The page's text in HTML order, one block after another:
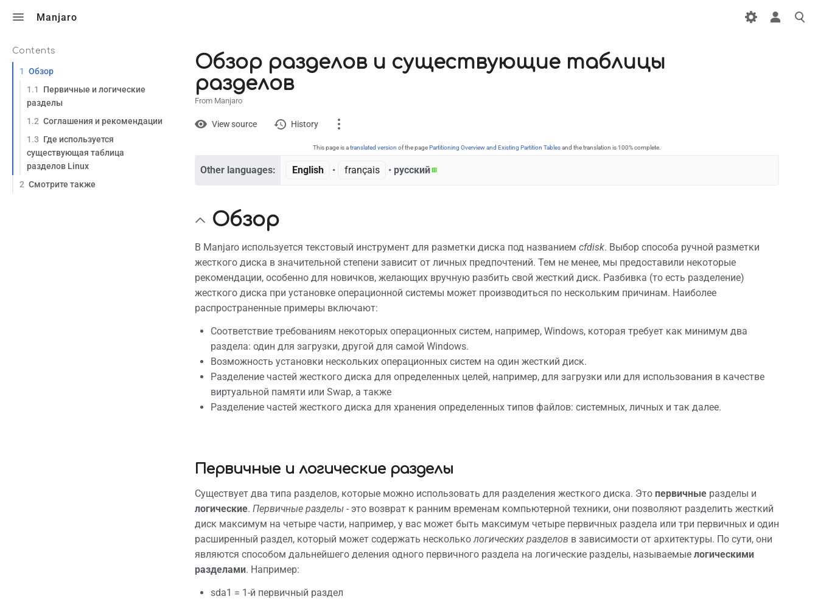
Manjaro
Обзор разделов и существующие таблицы
разделов
From Manjaro
ViewView source History
Page
Discussion
What links here
Printable version
Permanent link
Page information
This page is atranslated version of the pagePartitioning Overview and Existing Partition Tablesand the translation is 100% complete.
Other languages: English • ‎ français • ‎ русский
Contents
1
Обзор
1.1
Первичные и логические
разделы
1.2 Соглашения и рекомендации
1.3 Где используется
существующая таблица
разделов Linux
2 Смотрите также
Обзор
В Manjaro используется текстовый инструмент для разметки диска под названием cfdisk. Выбор способа ручной разметки
жесткого диска в значительной степени зависит от личных предпочтений. Тем не менее, мы предоставили некоторые
рекомендации, особенно для новичков, желающих вручную разбить свой жесткий диск. Разбивка (то есть разделение)
жесткого диска при установке операционной системы может производиться по нескольким причинам. Наиболее
распространенные примеры включают:
Соответствие требованиям некоторых операционных систем, например, Windows, которая требует как минимум два
раздела: один для загрузки, другой для самой Windows.
Возможность установки нескольких операционных систем на один жесткий диск.
Разделение частей жесткого диска для определенных целей, например, для загрузки или для использования в качестве
виртуальной памяти или Swap, а также
Разделение частей жесткого диска для хранения определенных типов файлов: системных, личных и так далее.
Первичные и логические разделы
Существует два типа разделов, которые можно использовать для разделения жесткого диска. Это первичные разделы и
логические. Первичные разделы - это возврат к ранним временам компьютерной техники, они позволяют разделить жесткий
диск максимум на четыре части, например, у вас может быть максимум четыре первичных раздела или три первичных и один
расширенный раздел, который может содержать несколькологических разделов в зависимости от архитектуры. По сути, они
являются способом дальнейшего деления одного первичного раздела на логические разделы, называемые логическими
разделами. Например:
sda1 = 1-й первичный раздел